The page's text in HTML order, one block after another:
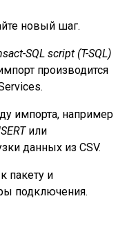
новый шаг.
SQL script (T-SQL)
производится
импорта, например
или
данных из CSV.
пакету и
подключения.